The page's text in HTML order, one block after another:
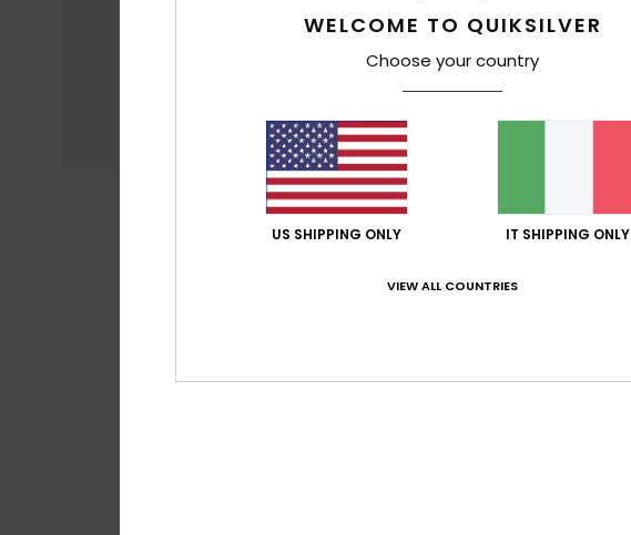
Boardshorts Guide
WELCOME TO QUIKSILVER
Choose your country
US SHIPPING ONLY IT SHIPPING ONLY
VIEW ALL COUNTRIES